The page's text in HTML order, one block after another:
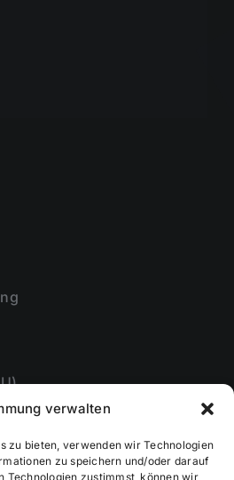
verwalten
zu bieten, verwenden wir Technologien
zu speichern und/oder darauf
Technologien zustimmst, können wir